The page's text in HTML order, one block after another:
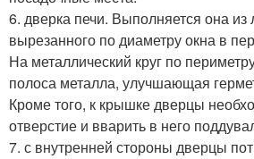
6. дверка печи. Выполняется она из
вырезанного по диаметру окна в
На металлический круг по
полоса металла, улучшающая
Кроме того, к крышке дверцы
отверстие и вварить в него
7. с внутренней стороны дверцы